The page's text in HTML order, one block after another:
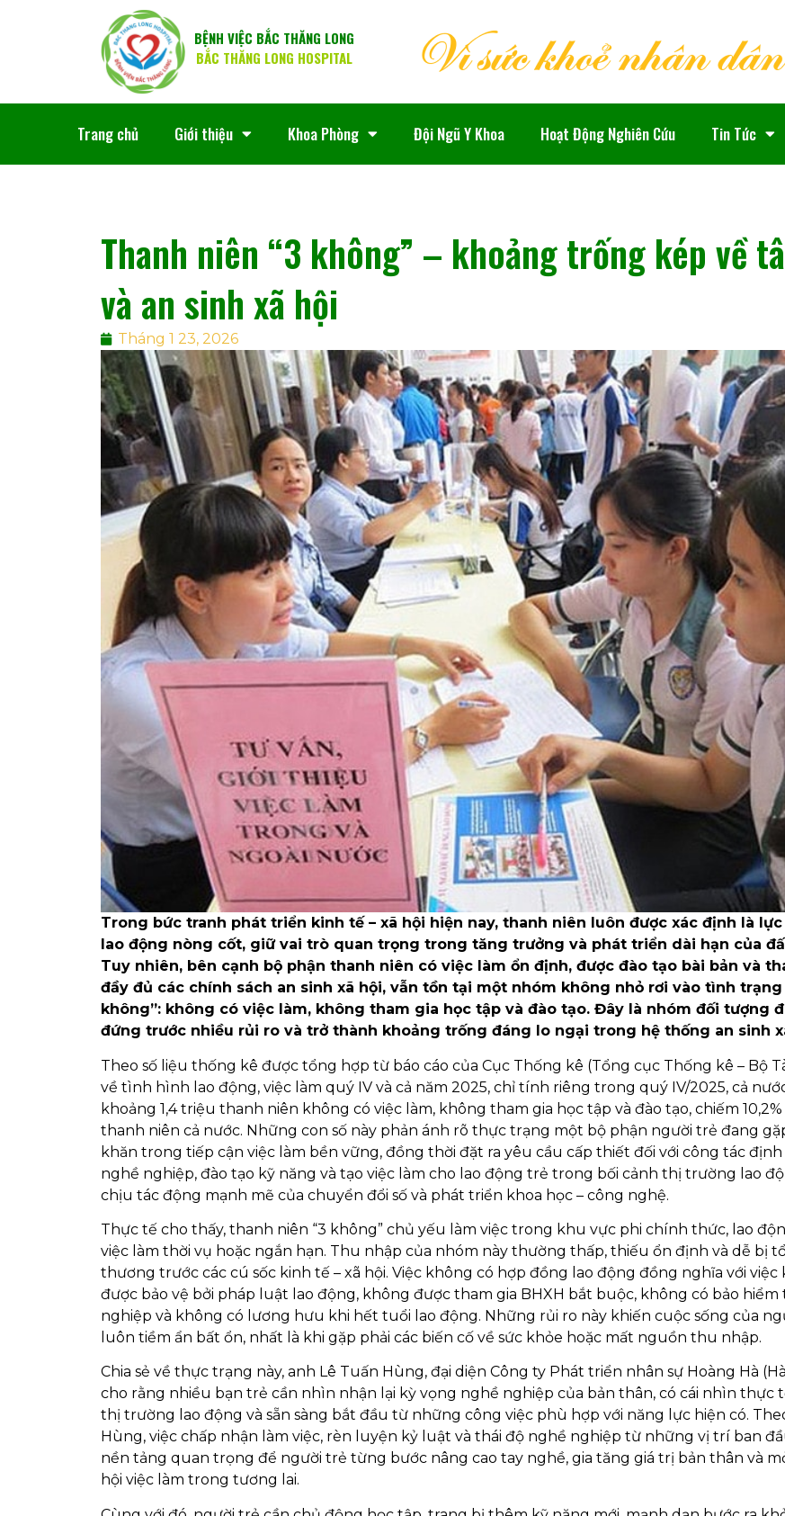
BỆNH VIỆC BẮC THĂNG LONG
BẮC THĂNG LONG HOSPITAL
Trang chủ Giới thiệu Khoa Phòng Đội Ngũ Y Khoa Hoạt Động Nghiên Cứu Tin Tức
Thanh niên “3 không” – khoảng trống kép về
và an sinh xã hội
Tháng 1 23, 2026
Trong bức tranh phát triển kinh tế – xã hội hiện nay, thanh niên luôn được xác định là
lao động nòng cốt, giữ vai trò quan trọng trong tăng trưởng và phát triển dài hạn của
Tuy nhiên, bên cạnh bộ phận thanh niên có việc làm ổn định, được đào tạo bài bản và
đầy đủ các chính sách an sinh xã hội, vẫn tồn tại một nhóm không nhỏ rơi vào tình trạng
không”: không có việc làm, không tham gia học tập và đào tạo. Đây là nhóm đối tượng
đứng trước nhiều rủi ro và trở thành khoảng trống đáng lo ngại trong hệ thống an sinh
Theo số liệu thống kê được tổng hợp từ báo cáo của Cục Thống kê (Tổng cục Thống kê – Bộ
về tình hình lao động, việc làm quý IV và cả năm 2025, chỉ tính riêng trong quý IV/2025, cả
khoảng 1,4 triệu thanh niên không có việc làm, không tham gia học tập và đào tạo, chiếm
thanh niên cả nước. Những con số này phản ánh rõ thực trạng một bộ phận người trẻ đang
khăn trong tiếp cận việc làm bền vững, đồng thời đặt ra yêu cầu cấp thiết đối với công tác
nghề nghiệp, đào tạo kỹ năng và tạo việc làm cho lao động trẻ trong bối cảnh thị trường lao
chịu tác động mạnh mẽ của chuyển đổi số và phát triển khoa học – công nghệ.
Thực tế cho thấy, thanh niên “3 không” chủ yếu làm việc trong khu vực phi chính thức, lao
việc làm thời vụ hoặc ngắn hạn. Thu nhập của nhóm này thường thấp, thiếu ổn định và dễ bị
thương trước các cú sốc kinh tế – xã hội. Việc không có hợp đồng lao động đồng nghĩa với việc
được bảo vệ bởi pháp luật lao động, không được tham gia BHXH bắt buộc, không có bảo hiểm
nghiệp và không có lương hưu khi hết tuổi lao động. Những rủi ro này khiến cuộc sống của
luôn tiềm ẩn bất ổn, nhất là khi gặp phải các biến cố về sức khỏe hoặc mất nguồn thu nhập.
Chia sẻ về thực trạng này, anh Lê Tuấn Hùng, đại diện Công ty Phát triển nhân sự Hoàng Hà
cho rằng nhiều bạn trẻ cần nhìn nhận lại kỳ vọng nghề nghiệp của bản thân, có cái nhìn thực
thị trường lao động và sẵn sàng bắt đầu từ những công việc phù hợp với năng lực hiện có.
Hùng, việc chấp nhận làm việc, rèn luyện kỷ luật và thái độ nghề nghiệp từ những vị trí ban
nền tảng quan trọng để người trẻ từng bước nâng cao tay nghề, gia tăng giá trị bản thân và
hội việc làm trong tương lai.